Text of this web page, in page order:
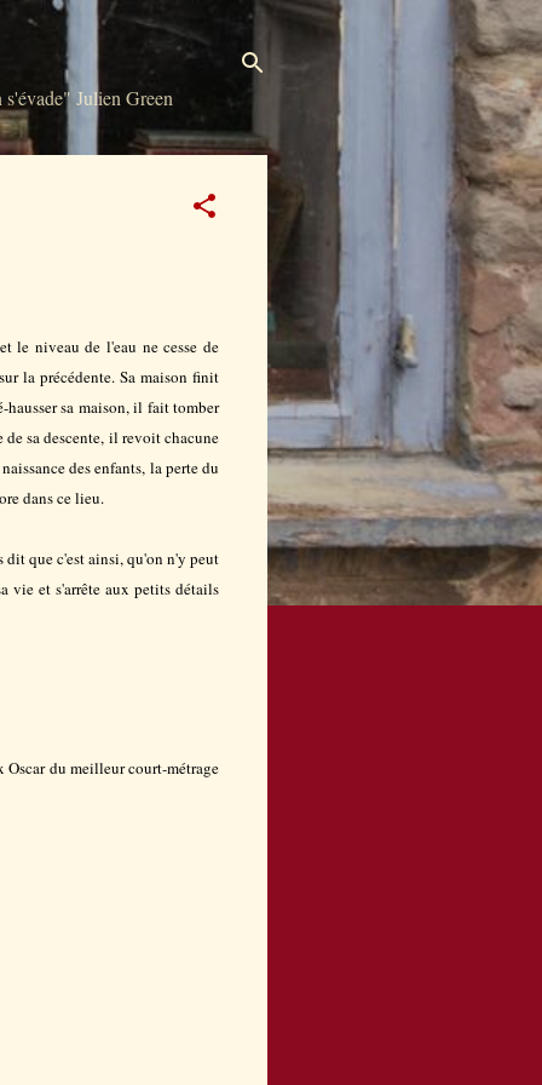
Julien Green
le niveau de l'eau ne cesse de
la précédente. Sa maison finit
sa maison, il fait tomber
sa descente, il revoit chacune
des enfants, la perte du
dans ce lieu.
dit que c'est ainsi, qu'on n'y peut
vie et s'arrête aux petits détails
Oscar du meilleur court-métrage